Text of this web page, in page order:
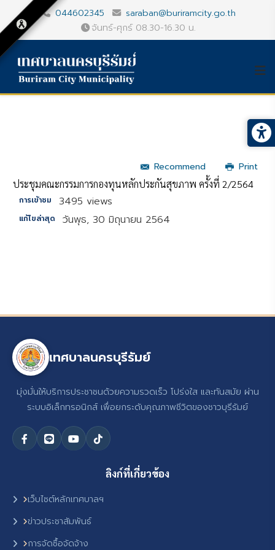
044602345
saraban@buriramcity.go.th
จันทร์-ศุกร์ 08.30-16.30 น.
Recommend
Print
ประชุมคณะกรรมการกองทุนหลักประกันสุขภาพ ครั้งที่ 2/2564
การเข้าชม 3495 views
แก้ไขล่าสุด วันพุธ, 30 มิถุนายน 2564
เทศบาลนครบุรีรัมย์
มุ่งมั่นให้บริการประชาชนด้วยความรวดเร็ว โปร่งใส และทันสมัย ผ่าน
ระบบอิเล็กทรอนิกส์ เพื่อยกระดับคุณภาพชีวิตของชาวบุรีรัมย์
ลิงก์ที่เกี่ยวข้อง
เว็บไซต์หลักเทศบาลฯ
ข่าวประชาสัมพันธ์
การจัดซื้อจัดจ้าง